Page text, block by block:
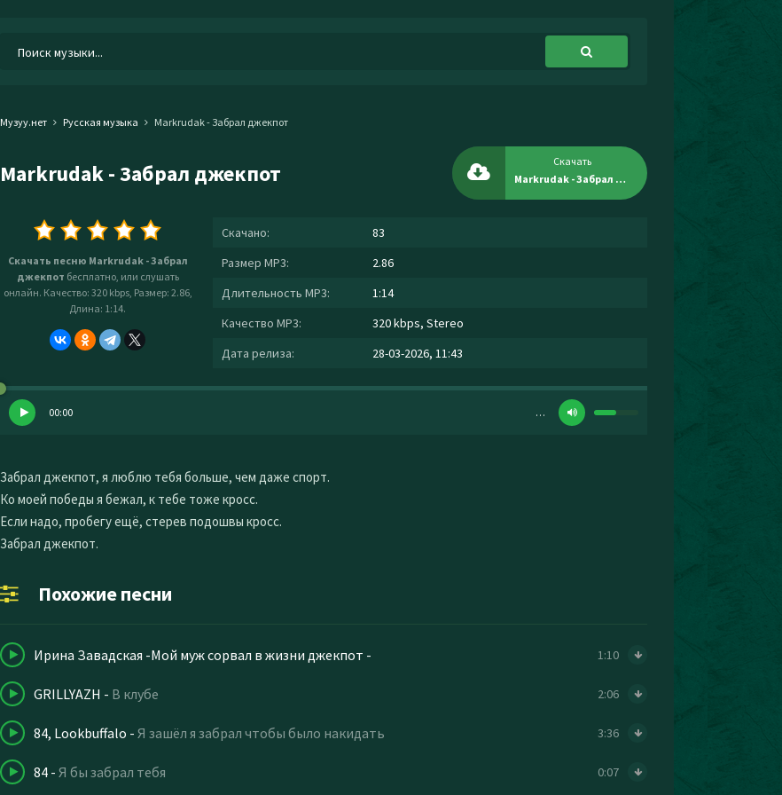
Музуу.нет Русская музыка Markrudak - Забрал джекпот
Markrudak - Забрал джекпот
Скачать
Markrudak - Забрал джекпот
Скачать песню Markrudak - Забрал
джекпот бесплатно, или слушать
онлайн. Качество: 320 kbps, Размер: 2.86,
Длина: 1:14.
Скачано:
83
Размер MP3:
2.86
Длительность MP3:
1:14
Качество MP3:
320 kbps, Stereo
Дата релиза:
28-03-2026, 11:43
00:00 …
Забрал джекпот, я люблю тебя больше, чем даже спорт.
Ко моей победы я бежал, к тебе тоже кросс.
Если надо, пробегу ещё, стерев подошвы кросс.
Забрал джекпот.
Похожие песни
Ирина Завадская -Мой муж сорвал в жизни джекпот - 1:10
GRILLYAZH - В клубе 2:06
84, Lookbuffalo - Я зашёл я забрал чтобы было накидать 3:36
84 - Я бы забрал тебя 0:07